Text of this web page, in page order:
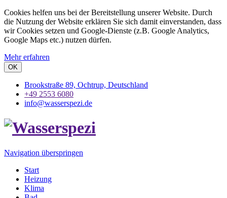
Cookies helfen uns bei der Bereitstellung unserer Website. Durch
die Nutzung der Website erklären Sie sich damit einverstanden, dass
wir Cookies setzen und Google-Dienste (z.B. Google Analytics,
Google Maps etc.) nutzen dürfen.
Mehr erfahren
OK
Brookstraße 89, Ochtrup, Deutschland
+49 2553 6080
info@wasserspezi.de
Navigation überspringen
Start
Heizung
Klima